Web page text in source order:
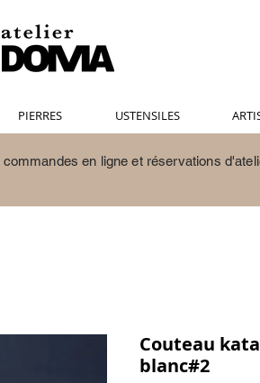
PIERRES USTENSILES
commandes en ligne et réservations
Couteau
blanc#2